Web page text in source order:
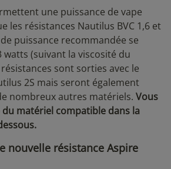
une puissance de vape
les résistances Nautilus BVC 1,6 et
puissance recommandée se
watts (suivant la viscosité du
sont sorties avec le
2S mais seront également
nombreux autres matériels. Vous
matériel compatible dans la
nouvelle résistance Aspire